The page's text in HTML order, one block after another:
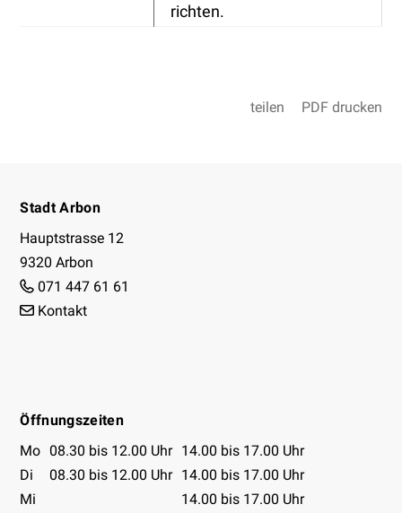
richten.
teilen PDF drucken
Stadt Arbon
Hauptstrasse 12
9320 Arbon
071 447 61 61
Kontakt
Öffnungszeiten
Öffnungszeiten Tabelle
Mo 08.30 bis 12.00 Uhr 14.00 bis 17.00 Uhr
Di
08.30 bis 12.00 Uhr 14.00 bis 17.00 Uhr
Mi
14.00 bis 17.00 Uhr